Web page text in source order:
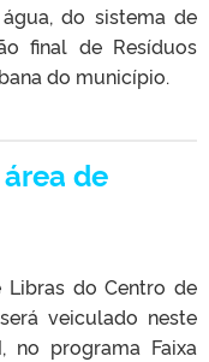
do sistema de
final de Resíduos
do município.
de
do Centro de
veiculado neste
no programa Faixa